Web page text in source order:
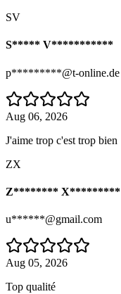
SV
S***** V***********
p*********@t-online.de
Aug 06, 2026
J'aime trop c'est trop bien
ZX
Z******** X*********
u******@gmail.com
Aug 05, 2026
Top qualité